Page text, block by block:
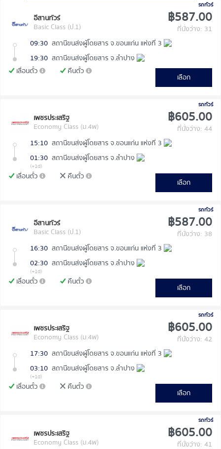
รถทัวร์
อีสานทัวร์
Basic Class (ป.1)
฿587.00
ที่นั่งว่าง: 31
09:30 สถานีขนส่งผู้โดยสาร จ.ขอนแก่น แห่งที่ 3
19:30 สถานีขนส่งผู้โดยสาร จ.ลำปาง
เลื่อนตั๋ว
คืนตั๋ว
เลือก
รถทัวร์
เพชรประเสริฐ
Economy Class (ม.4พ)
฿605.00
ที่นั่งว่าง: 44
15:10 สถานีขนส่งผู้โดยสาร จ.ขอนแก่น แห่งที่ 3
01:30 สถานีขนส่งผู้โดยสาร จ.ลำปาง
(+1d)
เลื่อนตั๋ว คืนตั๋ว
เลือก
รถทัวร์
อีสานทัวร์
Basic Class (ป.1)
฿587.00
ที่นั่งว่าง: 38
16:30 สถานีขนส่งผู้โดยสาร จ.ขอนแก่น แห่งที่ 3
02:30 สถานีขนส่งผู้โดยสาร จ.ลำปาง
(+1d)
เลื่อนตั๋ว คืนตั๋ว
เลือก
รถทัวร์
เพชรประเสริฐ
Economy Class (ม.4พ)
฿605.00
ที่นั่งว่าง: 42
17:30 สถานีขนส่งผู้โดยสาร จ.ขอนแก่น แห่งที่ 3
03:10 สถานีขนส่งผู้โดยสาร จ.ลำปาง
(+1d)
เลื่อนตั๋ว คืนตั๋ว
เลือก
รถทัวร์
เพชรประเสริฐ
Economy Class (ม.4พ)
฿605.00
ที่นั่งว่าง: 41